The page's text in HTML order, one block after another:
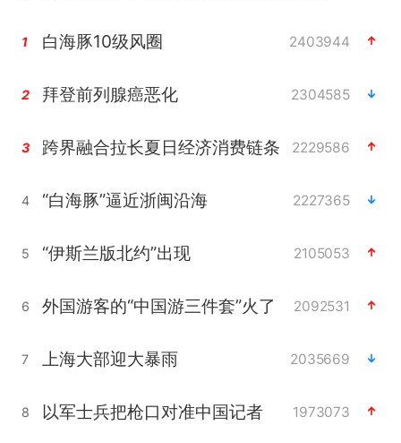
1 白海豚10级风圈 2403944
2 拜登前列腺癌恶化 2304585
3 跨界融合拉长夏日经济消费链条 2229586
4 “白海豚”逼近浙闽沿海 2227365
5 “伊斯兰版北约”出现 2105053
6 外国游客的“中国游三件套”火了 2092531
7 上海大部迎大暴雨 2035669
8 以军士兵把枪口对准中国记者 1973073